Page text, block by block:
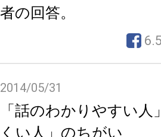
者の回答。
2014/05/31
「話のわかりやすい
くい人」のちがい